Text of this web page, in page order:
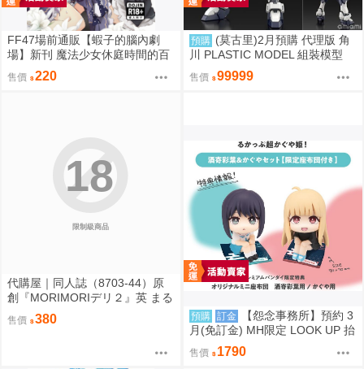
FF47場前通販【蝦子的腦內劇
場】新刊 魔法少女休庭時間的百
合花藝2 魔法少女的魔女裁判 蝦
子 Ebiko［箱庭交響曲-通販］
售價 220
預購 (莫古里)2月預購 代理版 角
川 PLASTIC MODEL 組裝模型
驚爆危機 1/48 強弩兵 一般版 免
訂金
售價 99999
限制級商品
18
代購屋｜同人誌（8703-44）原
創『MORIMORIデリ２』英 まる
てん丼
售價 380 預購 訂金
【怨念事務所】預約 3
月(免訂金) MH限定 LOOK UP 抬
頭 超時空輝耀姬 輝耀&酒寄彩葉
套組附特典 0816
售價 1790